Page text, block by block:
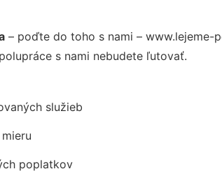
– poďte do toho s nami – www.lejeme-
s nami nebudete ľutovať.
služieb
poplatkov